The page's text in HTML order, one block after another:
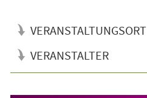
VERANSTALTUNGSORT
VERANSTALTER